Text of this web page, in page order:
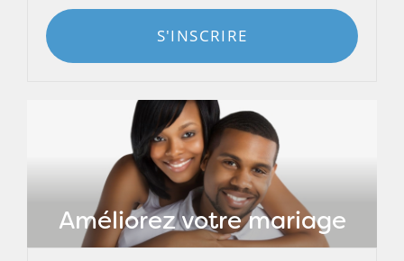
S'INSCRIRE
Améliorez votre mariage